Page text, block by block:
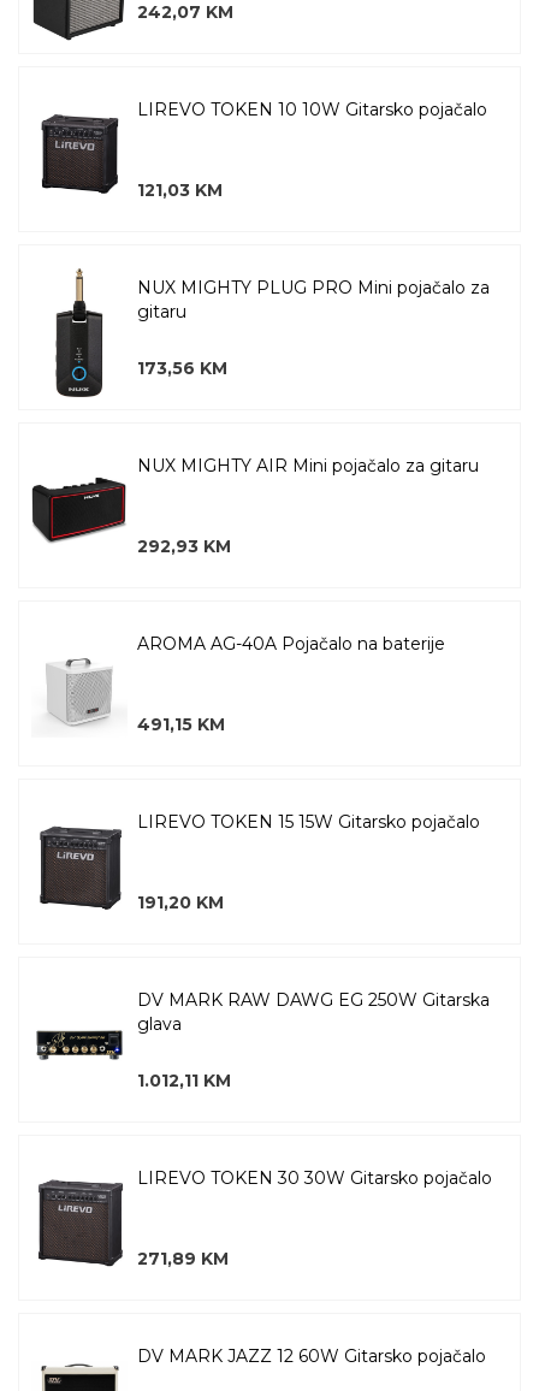
242,07 KM
LIREVO TOKEN 10 10W Gitarsko pojačalo
121,03 KM
NUX MIGHTY PLUG PRO Mini pojačalo za
gitaru
173,56 KM
NUX MIGHTY AIR Mini pojačalo za gitaru
292,93 KM
AROMA AG-40A Pojačalo na baterije
491,15 KM
LIREVO TOKEN 15 15W Gitarsko pojačalo
191,20 KM
DV MARK RAW DAWG EG 250W Gitarska
glava
1.012,11 KM
LIREVO TOKEN 30 30W Gitarsko pojačalo
271,89 KM
DV MARK JAZZ 12 60W Gitarsko pojačalo